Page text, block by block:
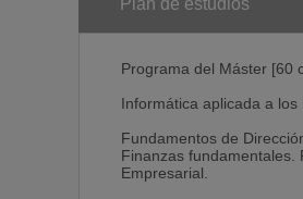
prácticos.
Normacef Socio-Laboral.
Revista de Trabajo y
mensualmente esta
Plan de estudios
Programa del Máster [60
Informática aplicada a
Fundamentos de
Finanzas fundamentales.
Empresarial.